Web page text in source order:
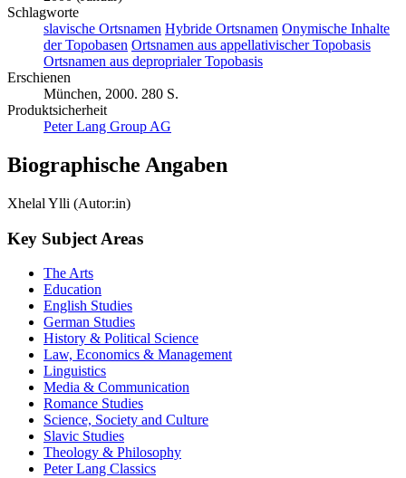
Schlagworte
slavische Ortsnamen Hybride Ortsnamen Onymische Inhalte
der Topobasen Ortsnamen aus appellativischer Topobasis
Ortsnamen aus deproprialer Topobasis
Erschienen
München, 2000. 280 S.
Produktsicherheit
Peter Lang Group AG
Biographische Angaben
Xhelal Ylli (Autor:in)
Key Subject Areas
The Arts
Education
English Studies
German Studies
History & Political Science
Law, Economics & Management
Linguistics
Media & Communication
Romance Studies
Science, Society and Culture
Slavic Studies
Theology & Philosophy
Peter Lang Classics